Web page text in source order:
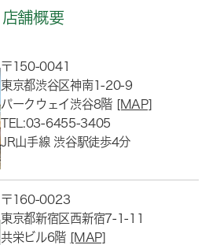
店舗概要
〒150-0041
東京都渋谷区神南1-20-9
パークウェイ渋谷8階 [MAP]
TEL:03-6455-3405
JR山手線 渋谷駅徒歩4分
〒160-0023
東京都新宿区西新宿7-1-11
共栄ビル6階 [MAP]